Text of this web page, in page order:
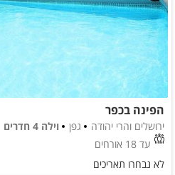
הפינה בכפר
ירושלים והרי יהודה גפן
וילה 4 חדרים
עד 18 אורחים
לא נבחרו תאריכים